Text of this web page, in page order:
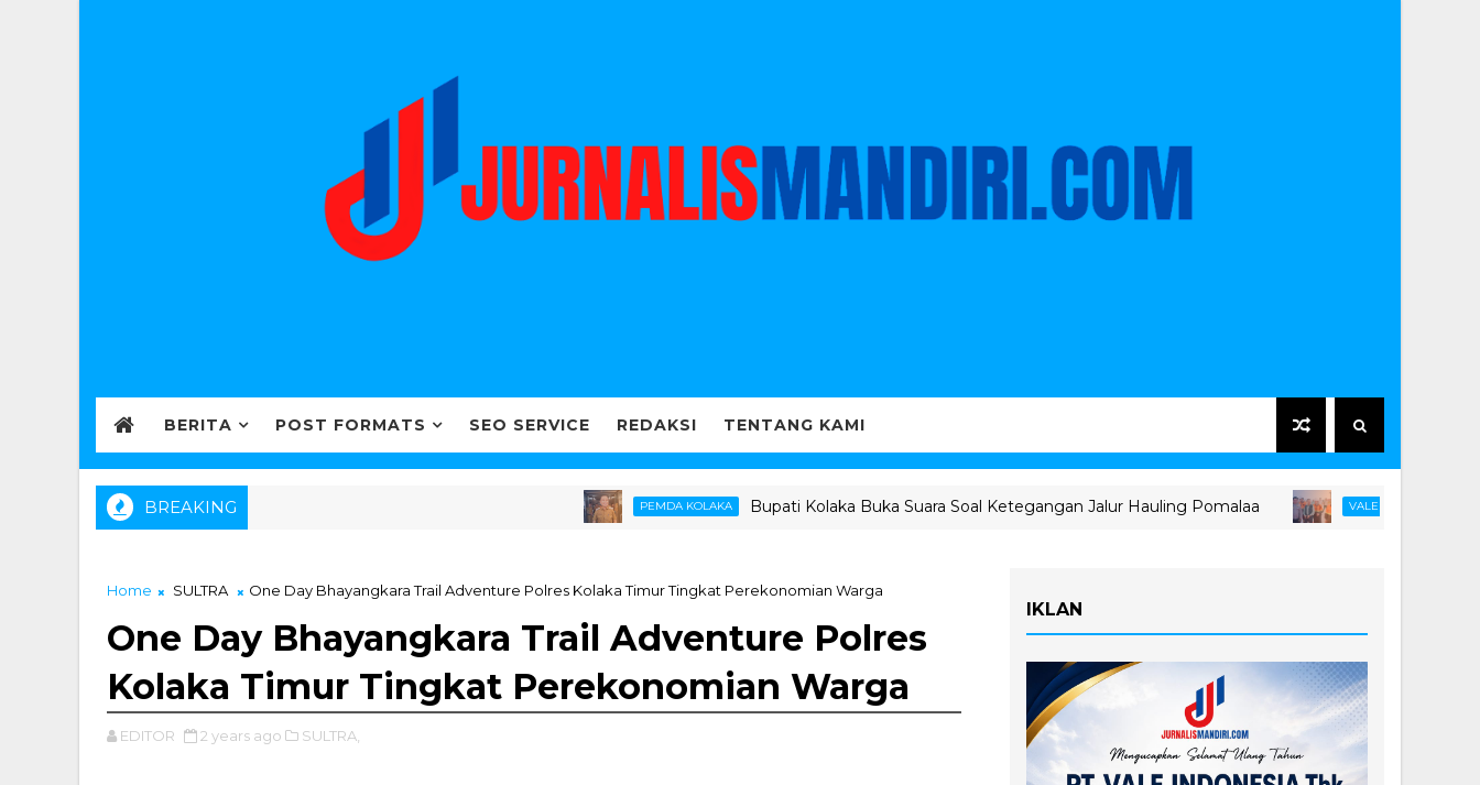
BERITA POST FORMATS SEO SERVICE REDAKSI TENTANG KAMI
BREAKING PEMDA KOLAKA Bupati Kolaka Buka Suara Soal Ketegangan Jalur Hauling Pomalaa VALE MIND ID Tegaskan
Home SULTRA One Day Bhayangkara Trail Adventure Polres Kolaka Timur Tingkat Perekonomian Warga
One Day Bhayangkara Trail Adventure Polres
Kolaka Timur Tingkat Perekonomian Warga
EDITOR 2 years ago SULTRA,
IKLAN